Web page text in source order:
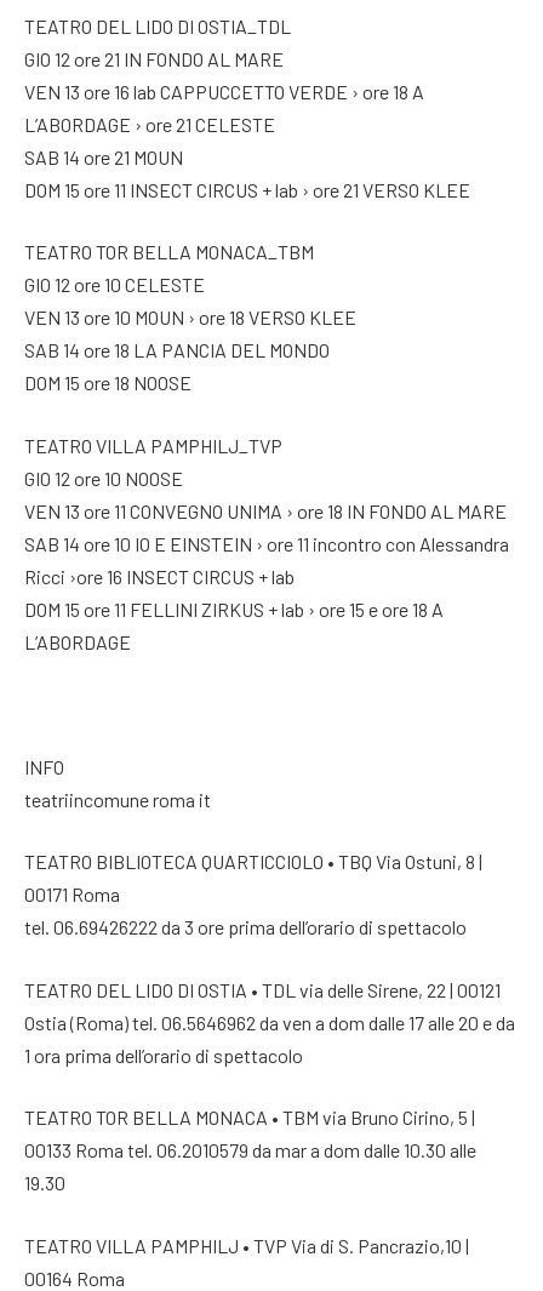
TEATRO DEL LIDO DI OSTIA_TDL
GIO 12 ore 21 IN FONDO AL MARE
VEN 13 ore 16 lab CAPPUCCETTO VERDE › ore 18 A
L’ABORDAGE › ore 21 CELESTE
SAB 14 ore 21 MOUN
DOM 15 ore 11 INSECT CIRCUS + lab › ore 21 VERSO KLEE
TEATRO TOR BELLA MONACA_TBM
GIO 12 ore 10 CELESTE
VEN 13 ore 10 MOUN › ore 18 VERSO KLEE
SAB 14 ore 18 LA PANCIA DEL MONDO
DOM 15 ore 18 NOOSE
TEATRO VILLA PAMPHILJ_TVP
GIO 12 ore 10 NOOSE
VEN 13 ore 11 CONVEGNO UNIMA › ore 18 IN FONDO AL MARE
SAB 14 ore 10 IO E EINSTEIN › ore 11 incontro con Alessandra
Ricci ›ore 16 INSECT CIRCUS + lab
DOM 15 ore 11 FELLINI ZIRKUS + lab › ore 15 e ore 18 A
L’ABORDAGE
INFO
teatriincomune roma it
TEATRO BIBLIOTECA QUARTICCIOLO • TBQ Via Ostuni, 8 |
00171 Roma
tel. 06.69426222 da 3 ore prima dell’orario di spettacolo
TEATRO DEL LIDO DI OSTIA • TDL via delle Sirene, 22 | 00121
Ostia (Roma) tel. 06.5646962 da ven a dom dalle 17 alle 20 e da
1 ora prima dell’orario di spettacolo
TEATRO TOR BELLA MONACA • TBM via Bruno Cirino, 5 |
00133 Roma tel. 06.2010579 da mar a dom dalle 10.30 alle
19.30
TEATRO VILLA PAMPHILJ • TVP Via di S. Pancrazio,10 |
00164 Roma